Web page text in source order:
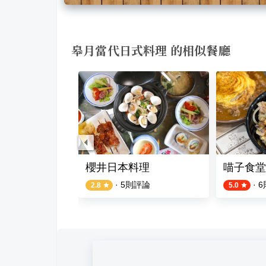
皋月當代日式料理 的相似餐廳
櫻井日本料理
2.8 · 5則評論
喵子食
5.0 · 6